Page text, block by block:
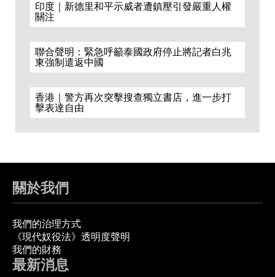
印度｜新德里和平示威者遭鎮壓引發嚴重人權
關注
聯合聲明：緊急呼籲泰國政府停止將記者白兆
東強制遣返中國
香港｜警方再次突擊搜查獨立書店，進一步打
擊表達自由
關於我們
我們的治理方式
《現代奴役法》透明度聲明
我們的財務
最新消息